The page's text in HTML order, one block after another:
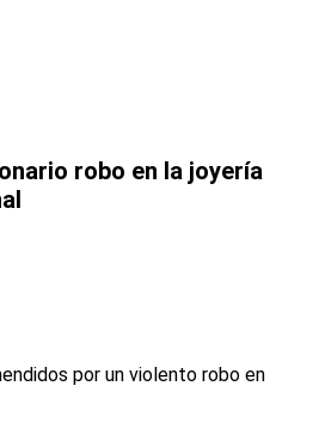
robo en la joyería